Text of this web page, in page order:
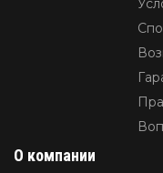
О компании